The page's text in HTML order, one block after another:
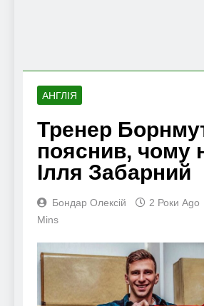
АНГЛІЯ
Тренер
пояснив, чому
Ілля Забарний
Бондар Олексій 2 Роки Ago
Mins